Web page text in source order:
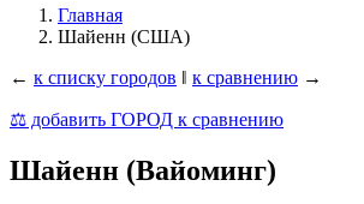
Главная
Шайенн (США)
← к списку городов ‖ к сравнению →
⚖️ добавить ГОРОД к сравнению
Шайенн (Вайоминг)